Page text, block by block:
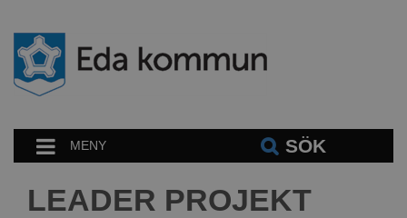
MENY SÖK
LEADER PROJEKT